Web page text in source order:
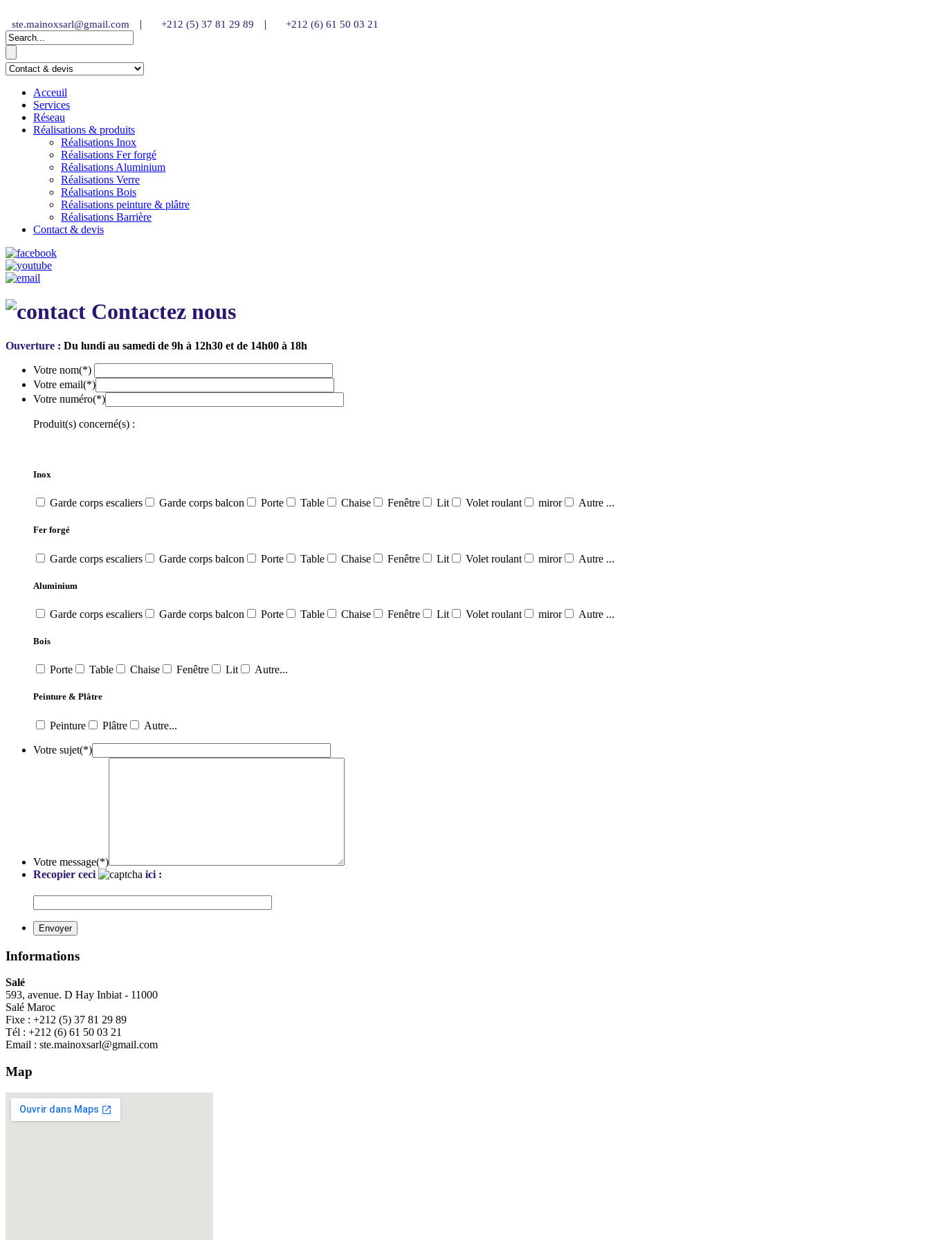
ste.mainoxsarl@gmail.com | +212 (5) 37 81 29 89 | +212 (6) 61 50 03 21
Acceuil
Services
Réseau
Réalisations & produits
Réalisations Inox
Réalisations Fer forgé
Réalisations Aluminium
Réalisations Verre
Réalisations Bois
Réalisations peinture & plâtre
Réalisations Barrière
Contact & devis
Contactez nous
Ouverture : Du lundi au samedi de 9h à 12h30 et de 14h00 à 18h
Votre nom(*)
Votre email(*)
Votre numéro(*)
Produit(s) concerné(s) :
Inox
Garde corps escaliers Garde corps balcon Porte Table Chaise Fenêtre Lit Volet roulant miror Autre ...
Fer forgé
Garde corps escaliers Garde corps balcon Porte Table Chaise Fenêtre Lit Volet roulant miror Autre ...
Aluminium
Garde corps escaliers Garde corps balcon Porte Table Chaise Fenêtre Lit Volet roulant miror Autre ...
Bois
Porte Table Chaise Fenêtre Lit Autre...
Peinture & Plâtre
Peinture Plâtre Autre...
Votre sujet(*)
Votre message(*)
Recopier ceci
ici :
Informations
Salé
593, avenue. D Hay Inbiat - 11000
Salé Maroc
Fixe : +212 (5) 37 81 29 89
Tél : +212 (6) 61 50 03 21
Email : ste.mainoxsarl@gmail.com
Map